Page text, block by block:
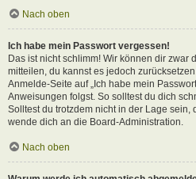
Nach oben
Ich habe mein Passwort vergessen!
Das ist nicht schlimm! Wir können dir zwar
mitteilen, du kannst es jedoch
Anmelde-Seite auf „Ich habe mein
Anweisungen folgst. So solltest du dich
Solltest du trotzdem nicht in der Lage sein,
wende dich an die Board-Administration.
Nach oben